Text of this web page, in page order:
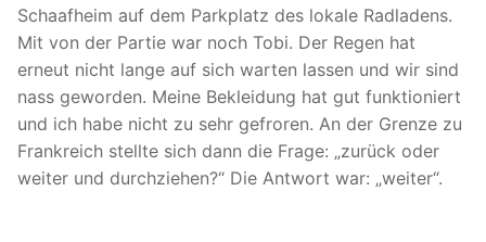
Schaafheim auf dem Parkplatz des lokale Radladens.
Mit von der Partie war noch Tobi. Der Regen hat
erneut nicht lange auf sich warten lassen und wir sind
nass geworden. Meine Bekleidung hat gut funktioniert
und ich habe nicht zu sehr gefroren. An der Grenze zu
Frankreich stellte sich dann die Frage: „zurück oder
weiter und durchziehen?“ Die Antwort war: „weiter“.